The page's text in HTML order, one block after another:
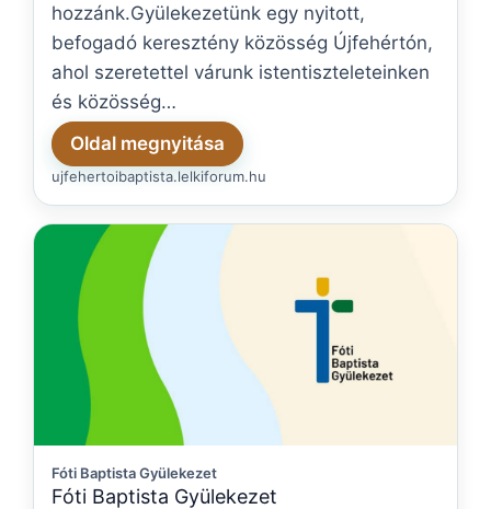
hozzánk.Gyülekezetünk egy nyitott,
befogadó keresztény közösség Újfehértón,
ahol szeretettel várunk istentiszteleteinken
és közösség…
Oldal megnyitása
ujfehertoibaptista.lelkiforum.hu
Fóti Baptista Gyülekezet
Fóti Baptista Gyülekezet